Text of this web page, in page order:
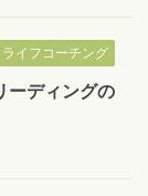
ライフコーチング
ーディングの